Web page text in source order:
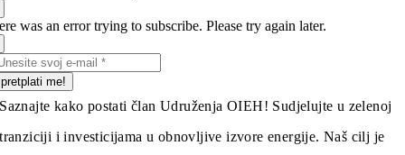
was an error trying to subscribe. Please try again later.
pretplati me!
Saznajte kako postati član Udruženja OIEH! Sudjelujte u zelenoj
tranziciji i investicijama u obnovljive izvore energije. Naš cilj je